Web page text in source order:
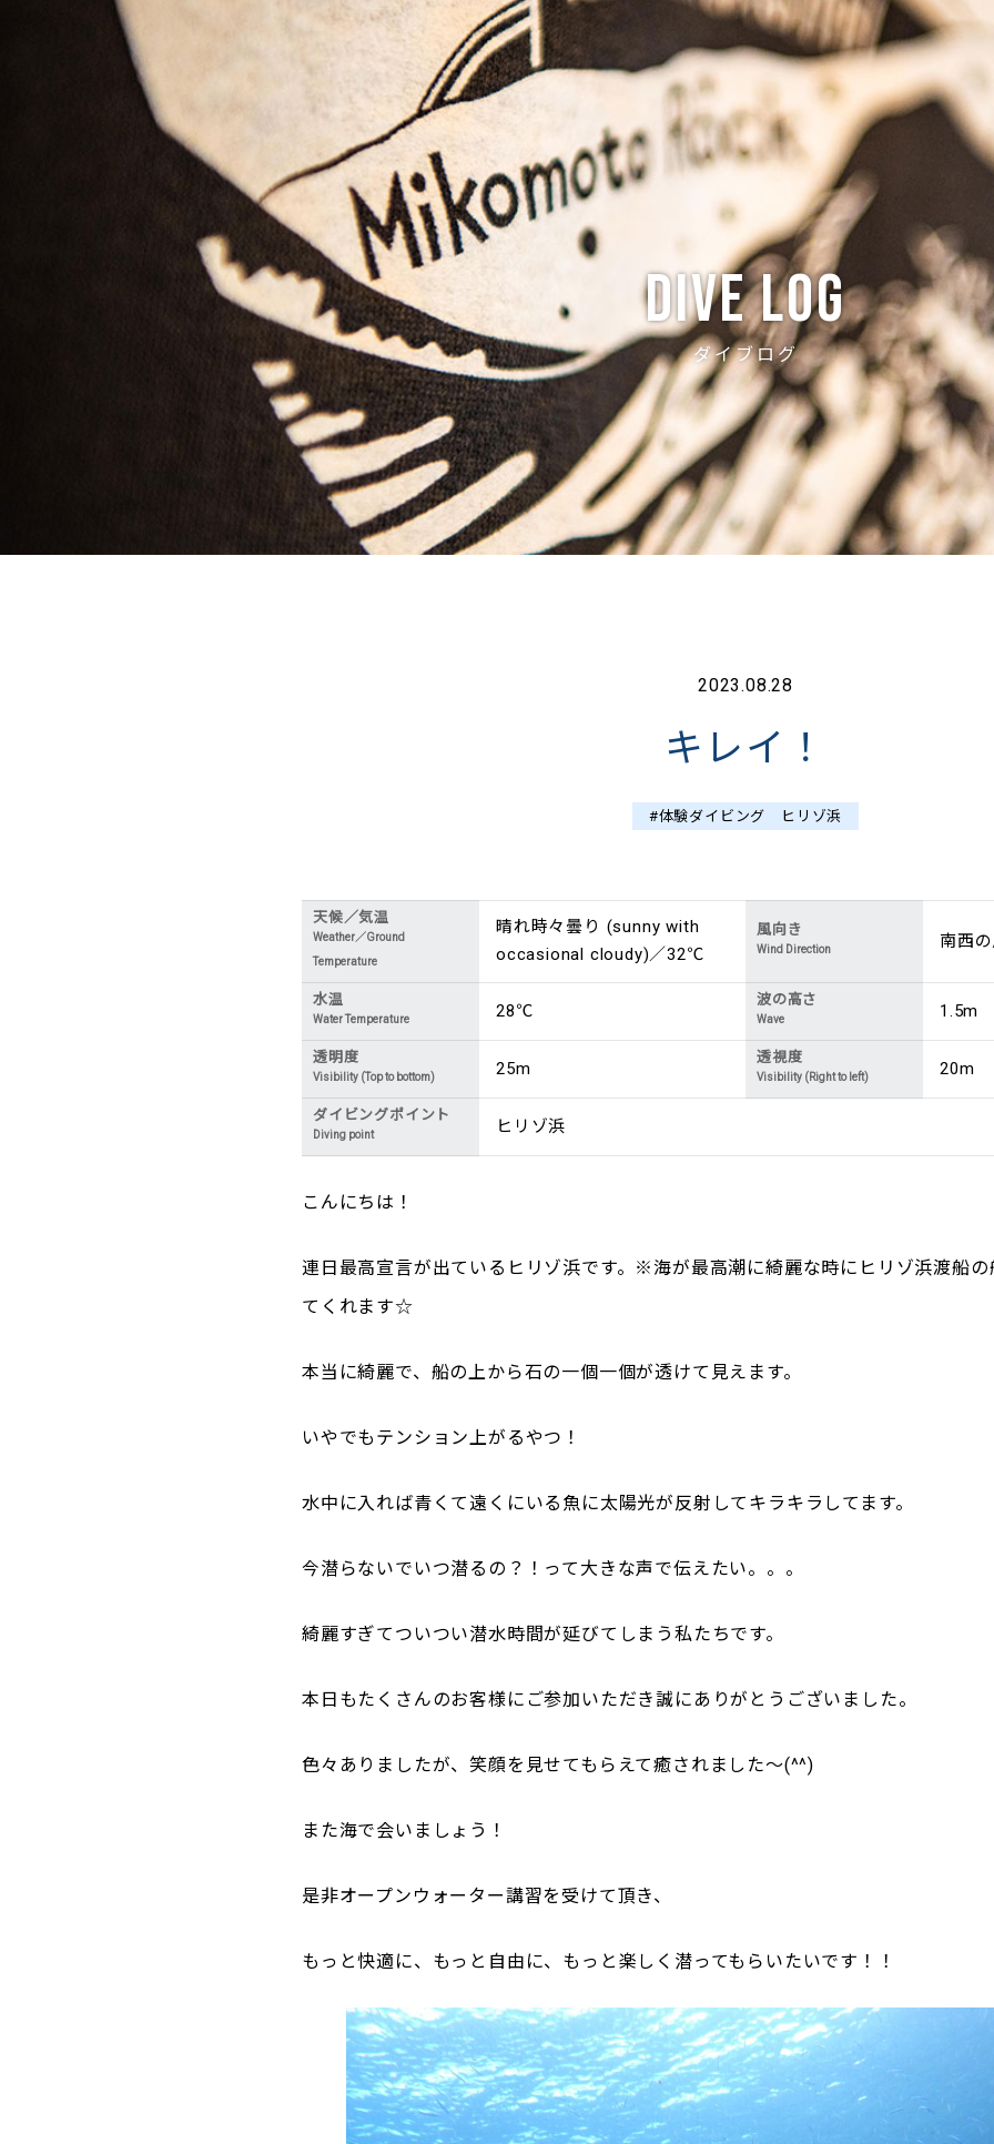
ABOUT NEWS DIVE LOG PRICE ACCESS
Dive log
ダイブログ
2023.08.28
キレイ！
#体験ダイビング ヒリゾ浜
天候／気温
Weather／Ground
Temperature
晴れ時々曇り (sunny with
occasional cloudy)／32℃
風向き
Wind Direction 南西
水温
Water Temperature 28℃
波の高さ
Wave 1.5m
透明度
Visibility (Top to bottom) 25m
透視度
Visibility (Right to left) 20m
ダイビングポイント
Diving point ヒリゾ浜
こんにちは！
連日最高宣言が出ているヒリゾ浜です。※海が最高潮に綺麗な時にヒリゾ浜渡船の
てくれます☆
本当に綺麗で、船の上から石の一個一個が透けて見えます。
いやでもテンション上がるやつ！
水中に入れば青くて遠くにいる魚に太陽光が反射してキラキラしてます。
今潜らないでいつ潜るの？！って大きな声で伝えたい。。。
綺麗すぎてついつい潜水時間が延びてしまう私たちです。
本日もたくさんのお客様にご参加いただき誠にありがとうございました。
色々ありましたが、笑顔を見せてもらえて癒されました～(^^)
また海で会いましょう！
是非オープンウォーター講習を受けて頂き、
もっと快適に、もっと自由に、もっと楽しく潜ってもらいたいです！！